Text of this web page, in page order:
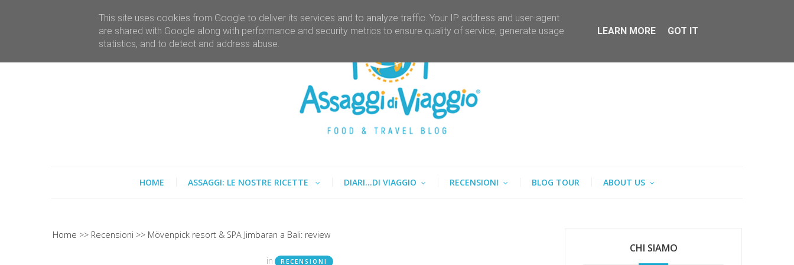
HOME ASSAGGI: LE NOSTRE RICETTE DIARI...DI VIAGGIO RECENSIONI BLOG TOUR ABOUT US
Home Recensioni Mövenpick resort & SPA Jimbaran a Bali: review
in RECENSIONI
CHI SIAMO
This site uses cookies from Google to deliver its services and to analyze traffic. Your IP address and user-agent
are shared with Google along with performance and security metrics to ensure quality of service, generate usage
statistics, and to detect and address abuse.
LEARN MORE GOT IT